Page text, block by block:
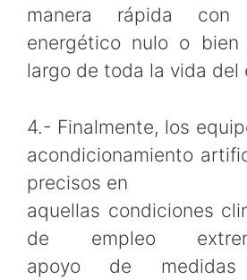
manera rápida con
energético nulo o
largo de toda la vida del
4.- Finalmente, los
acondicionamiento
precisos en
aquellas condiciones
de empleo
apoyo de